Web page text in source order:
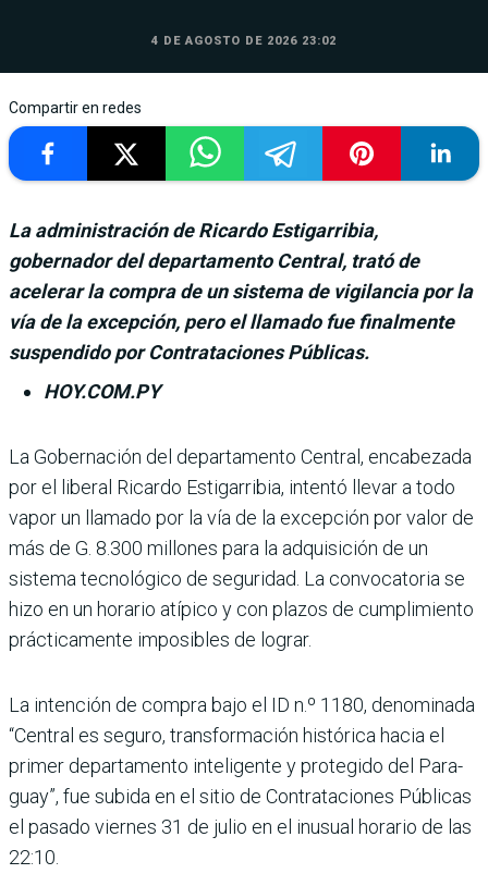
4 DE AGOSTO DE 2026 23:02
Compartir en redes
La administración de Ricardo Estigarribia,
gobernador del departamento Central, trató de
acelerar la compra de un sistema de vigilancia por la
vía de la excepción, pero el llamado fue finalmente
suspendido por Contrataciones Públicas.
HOY.COM.PY
La Gobernación del departamento Cen­tral, encabezada
por el liberal Ricardo Estigarribia, intentó llevar a todo
vapor un llamado por la vía de la excep­ción por valor de
más de G. 8.300 millones para la adqui­sición de un
sistema tecnoló­gico de seguridad. La convo­catoria se
hizo en un horario atípico y con plazos de cum­plimiento
prácticamente imposibles de lograr.
La intención de compra bajo el ID n.º 1180, denominada
“Central es seguro, trans­formación histórica hacia el
primer departamento inte­ligente y protegido del Para­
guay”, fue subida en el sitio de Contrataciones Públicas
el pasado viernes 31 de julio en el inusual horario de las
22:10.